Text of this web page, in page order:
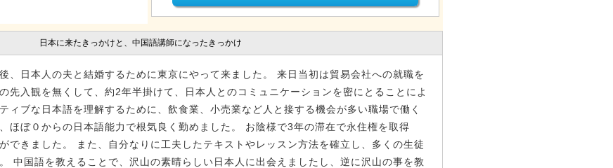
日本に来たきっかけと、中国語講師になったきっかけ
、日本人の夫と結婚するために東京にやって来ました。 来日当初は貿易会社への就職を
先入観を無くして、約2年半掛けて、日本人とのコミュニケーションを密にとることによ
ィブな日本語を理解するために、飲食業、小売業など人と接する機会が多い職場で働く
ほぼ０からの日本語能力で根気良く勤めました。 お陰様で3年の滞在で永住権を取得
できました。 また、自分なりに工夫したテキストやレッスン方法を確立し、多くの生徒
中国語を教えることで、沢山の素晴らしい日本人に出会えましたし、逆に沢山の事を教